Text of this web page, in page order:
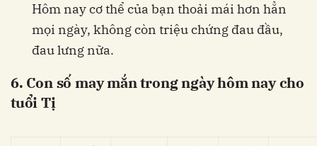
Hôm nay cơ thể của bạn thoải mái hơn hẳn
mọi ngày, không còn triệu chứng đau đầu,
đau lưng nữa.
6. Con số may mắn trong ngày hôm nay cho
tuổi Tị